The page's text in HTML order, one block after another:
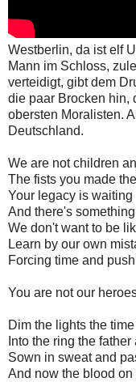
Westberlin, da ist elf
Mann im Schloss,
verteidigt, gibt dem
die paar Brocken hin,
obersten Moralisten.
Deutschland.
We are not children
The fists you made
Your legacy is
And there's
We don't want to be
Learn by our own
Forcing time and
You are not our
Dim the lights the
Into the ring the
Sown in sweat and
And now the blood